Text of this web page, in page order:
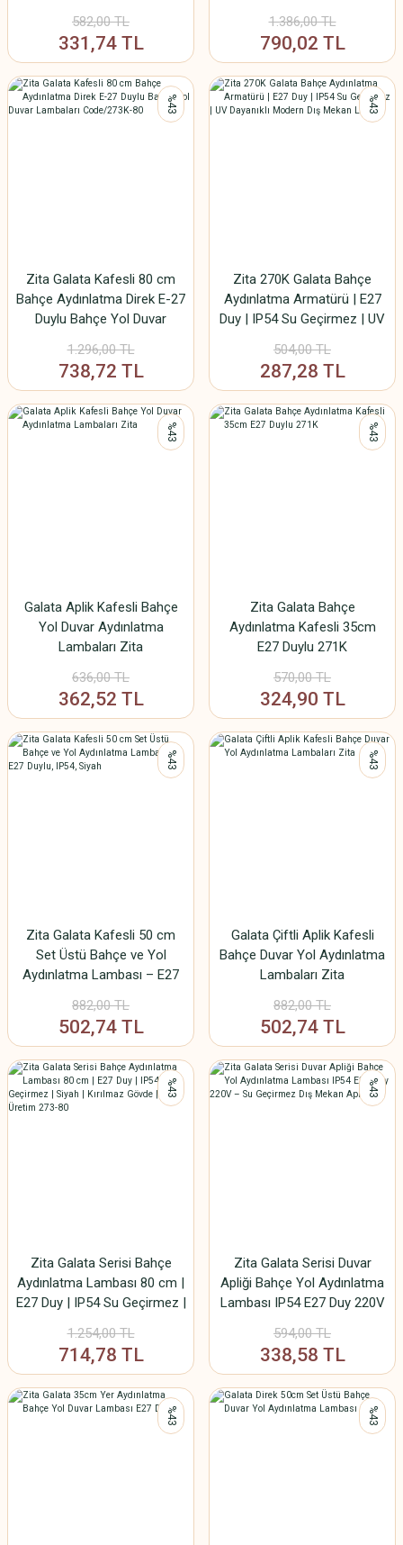
582,00 TL
331,74 TL
1.386,00 TL
790,02 TL
%43
Zita Galata Kafesli 80 cm
Bahçe Aydınlatma Direk E-27
Duylu Bahçe Yol Duvar
1.296,00 TL
738,72 TL
%43
Zita 270K Galata Bahçe
Aydınlatma Armatürü | E27
Duy | IP54 Su Geçirmez | UV
Lamba
504,00 TL
287,28 TL
%43
Galata Aplik Kafesli Bahçe
Yol Duvar Aydınlatma
Lambaları Zita
636,00 TL
362,52 TL
%43
Zita Galata Bahçe
Aydınlatma Kafesli 35cm
E27 Duylu 271K
570,00 TL
324,90 TL
%43
Zita Galata Kafesli 50 cm
Set Üstü Bahçe ve Yol
Aydınlatma Lambası – E27
882,00 TL
502,74 TL
%43
Galata Çiftli Aplik Kafesli
Bahçe Duvar Yol Aydınlatma
Lambaları Zita
882,00 TL
502,74 TL
%43
Zita Galata Serisi Bahçe
Aydınlatma Lambası 80 cm |
E27 Duy | IP54 Su Geçirmez |
Üretim 273-80
1.254,00 TL
714,78 TL
%43
Zita Galata Serisi Duvar
Apliği Bahçe Yol Aydınlatma
Lambası IP54 E27 Duy 220V
Aplik
594,00 TL
338,58 TL
%43 %43